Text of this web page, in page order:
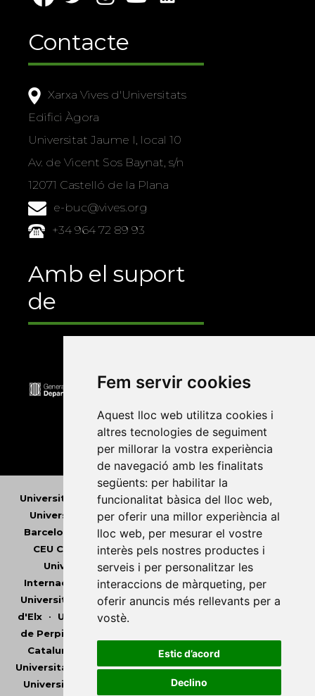
Fem servir cookies
Aquest lloc web utilitza cookies i
altres tecnologies de seguiment
per millorar la vostra experiència
de navegació amb les finalitats
següents: per habilitar la
funcionalitat bàsica del lloc web,
per oferir una millor experiència al
lloc web, per mesurar el vostre
interès pels nostres productes i
serveis i per personalitzar les
interaccions de màrqueting, per
oferir anuncis més rellevants per a
vostè.
Estic d’acord
Declino
Contacte
Xarxa Vives d'Universitats
Edifici Àgora
Universitat Jaume I, local 10
Av. de Vicent Sos Baynat, s/n
12071 Castelló de la Plana
e-buc@vives.org
+34 964 72 89 93
Amb el suport
de
Universitat Abat Oliba CEU•Universitat d'Alacant
Universitat d'Andorra•Universitat Autònoma de
Barcelona
Universitat de Barcelona•Universitat
CEU Cardenal Herrera• Universitat de Girona
Universitat de les Illes Balears•Universitat
Internacional de Catalunya • Universitat Jaume I
Universitat de Lleida •Universitat Miguel Hernández
d'Elx• Universitat Oberta de Catalunya
de Perpinyà Via Domitia
Catalunya
Universitat Politècnica de València
Universitat Pompeu Fabra•Universitat Ramon Llull
Universitat Rovira i Virgili
Universitat de Sàsser